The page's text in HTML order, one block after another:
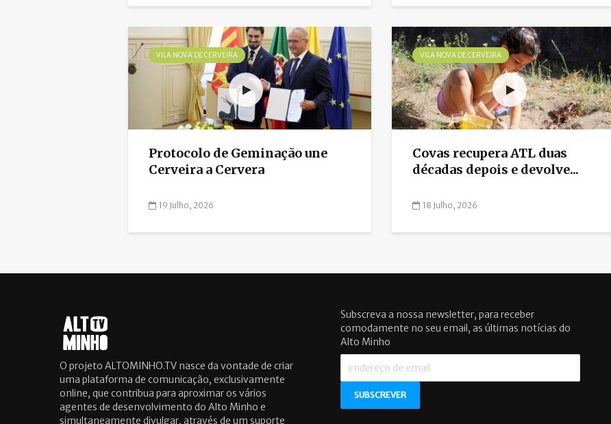
VILA NOVA DE CERVEIRA
Protocolo de Geminação une
Cerveira a Cervera
19 Julho, 2026
VILA NOVA DE CERVEIRA
Covas recupera ATL duas
décadas depois e devolve...
18 Julho, 2026
O projeto ALTOMINHO.TV nasce da vontade de criar
uma plataforma de comunicação, exclusivamente
online, que contribua para aproximar os vários
agentes de desenvolvimento do Alto Minho e
simultaneamente divulgar, através de um suporte
Subscreva a nossa newsletter, para receber
comodamente no seu email, as últimas notícias do
Alto Minho